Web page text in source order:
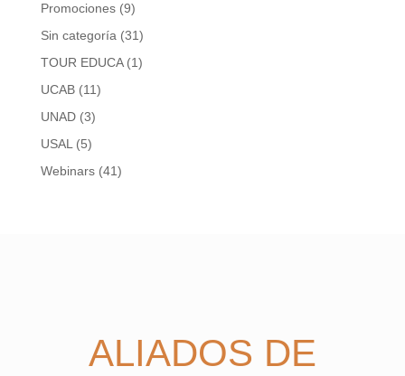
Promociones(9)
Sin categoría (31)
TOUR EDUCA(1)
UCAB(11)
UNAD(3)
USAL (5)
Webinars(41)
ALIADOS DE